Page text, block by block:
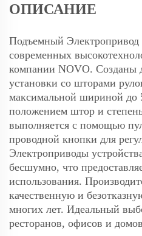
ОПИСАНИЕ
Подъемный
современных
компании NOVO. Созданы
установки со шторами
максимальной шириной до
положением штор и
выполняется с помощью
проводной кнопки для
Электроприводы
бесшумно, что
использования.
качественную и
многих лет. Идеальный
ресторанов, офисов и